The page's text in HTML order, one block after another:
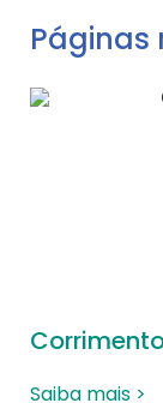
Páginas
Saiba mais >